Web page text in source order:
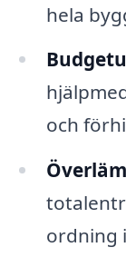
hela
och
ordning